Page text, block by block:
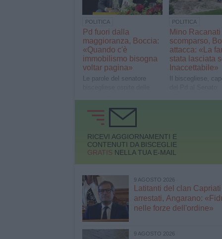
POLITICA
Pd fuori dalla
maggioranza, Boccia:
«Quando c'è
immobilismo bisogna
voltar pagina»
Le parole del senatore
POLITICA
Mino Racanati
scomparso,
attacca: «La
stata lasciata
Inaccettabile»
Il biscegliese,
RICEVI AGGIORNAMENTI E
CONTENUTI DA BISCEGLIE
GRATISNELLA TUA E-MAIL
9 AGOSTO 2026
Latitanti del clan Capriati
arrestati, Angarano:
nelle forze dell'ordine»
9 AGOSTO 2026